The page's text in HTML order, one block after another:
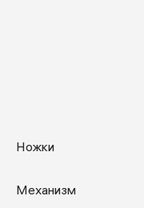
Ножки
Механизм